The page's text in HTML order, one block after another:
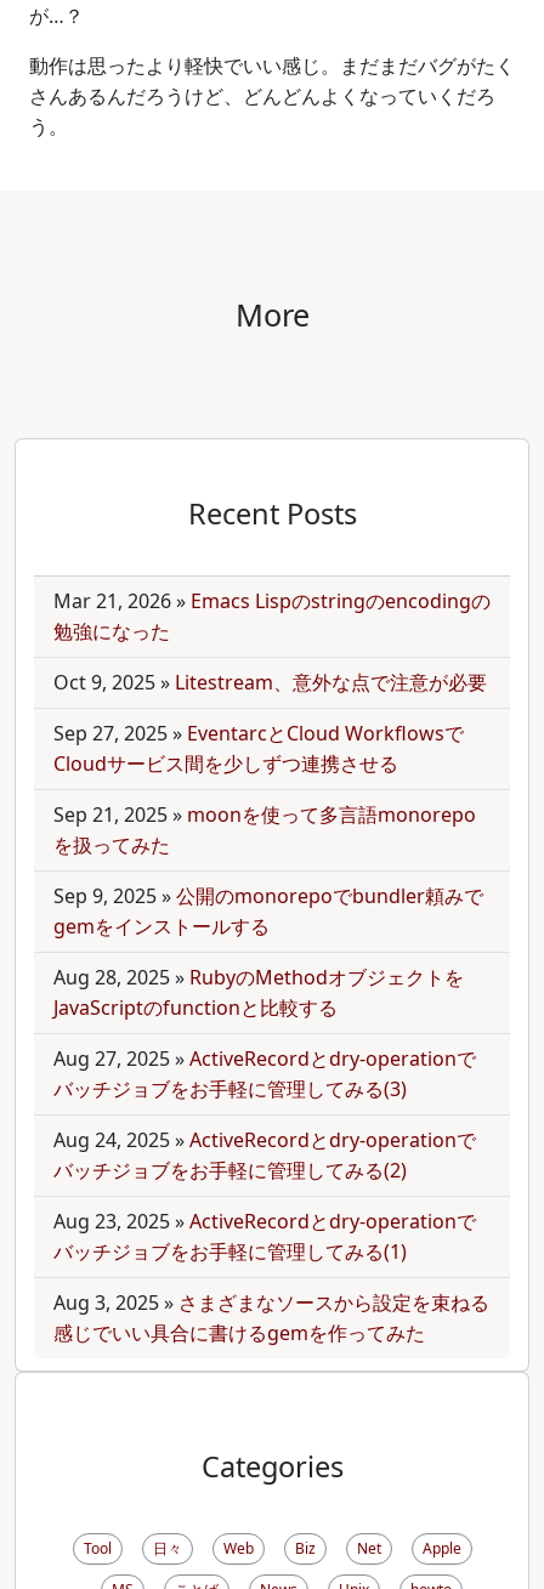
が…？
動作は思ったより軽快でいい感じ。まだまだバグがたく
さんあるんだろうけど、どんどんよくなっていくだろ
う。
More
Recent Posts
Mar 21, 2026» Emacs Lispのstringのencodingの
勉強になった
Oct 9, 2025» Litestream、意外な点で注意が必要
Sep 27, 2025» EventarcとCloud Workflowsで
Cloudサービス間を少しずつ連携させる
Sep 21, 2025» moonを使って多言語monorepo
を扱ってみた
Sep 9, 2025»公開のmonorepoでbundler頼みで
gemをインストールする
Aug 28, 2025» RubyのMethodオブジェクトを
JavaScriptのfunctionと比較する
Aug 27, 2025»ActiveRecordとdry-operationで
バッチジョブをお手軽に管理してみる(3)
Aug 24, 2025»ActiveRecordとdry-operationで
バッチジョブをお手軽に管理してみる(2)
Aug 23, 2025»ActiveRecordとdry-operationで
バッチジョブをお手軽に管理してみる(1)
Aug 3, 2025» さまざまなソースから設定を束ねる
感じでいい具合に書けるgemを作ってみた
Categories
Tool 日々 Web Biz Net
Apple